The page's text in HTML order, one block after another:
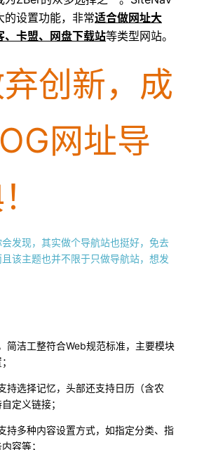
的设置功能，非常适合做网址大
、卡盟、网盘下载站等类型网站。
创新，成
网址导
发现，其实做个导航站也挺好，免去
该主题也并不限于只做导航站，想发
简洁工整符合Web规范标准，主要模块
持选择记忆，头部还支持日历（含农
定义链接；
持多种内容设置方式，如指定分类、指
容等；